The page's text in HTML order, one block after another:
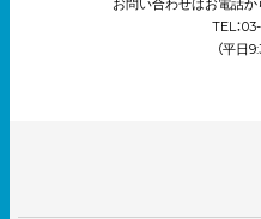
お問い合わせはお電話か
TEL：
（平日